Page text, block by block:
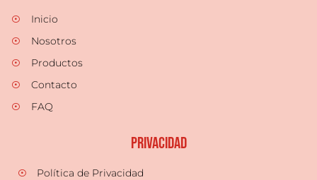
Inicio
Nosotros
Productos
Contacto
FAQ
Privacidad
Política de Privacidad